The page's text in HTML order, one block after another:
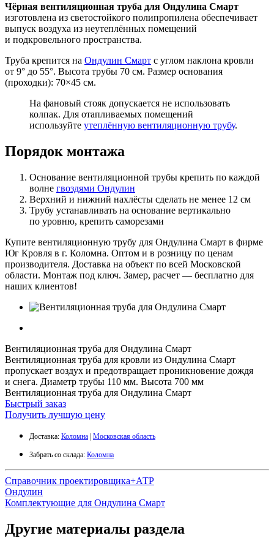
Чёрная вентиляционная труба для Ондулина Смарт
изготовлена из светостойкого полипропилена обеспечивает
выпуск воздуха из неутеплённых помещений
и подкровельного пространства.
Труба крепится на Ондулин Смарт с углом наклона кровли
от 9° до 55°. Высота трубы 70 см. Размер основания
(проходки): 70×45 см.
На фановый стояк допускается не использовать
колпак. Для отапливаемых помещений
используйте утеплённую вентиляционную трубу.
Порядок монтажа
Основание вентиляционной трубы крепить по каждой
волне гвоздями Ондулин
Верхний и нижний нахлёсты сделать не менее 12 см
Трубу устанавливать на основание вертикально
по уровню, крепить саморезами
Купите вентиляционную трубу для Ондулина Смарт в фирме
Юг Кровля в г. Коломна. Оптом и в розницу по ценам
производителя. Доставка на объект по всей Московской
области. Монтаж под ключ. Замер, расчет — бесплатно для
наших клиентов!
Вентиляционная труба для Ондулина Смарт
Вентиляционная труба для кровли из Ондулина Смарт
пропускает воздух и предотвращает проникновение дождя
и снега. Диаметр трубы 110 мм. Высота 700 мм
Вентиляционная труба для Ондулина Смарт
Быстрый заказ
Получить лучшую цену
Доставка: Коломна | Московская область
Забрать со склада: Коломна
Справочник проектировщика+АТР
Ондулин
Комплектующие для Ондулина Смарт
Другие материалы раздела